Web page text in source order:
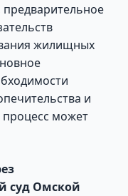
предварительное
жилищных
и
процесс может
суд Омской